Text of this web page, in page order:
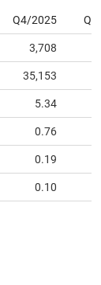
Q4/2025
3,708
35,153
5.34
0.76
0.19
0.10